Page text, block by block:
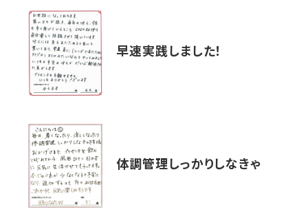
早速実践しました！
体調管理しっかりしなきゃ